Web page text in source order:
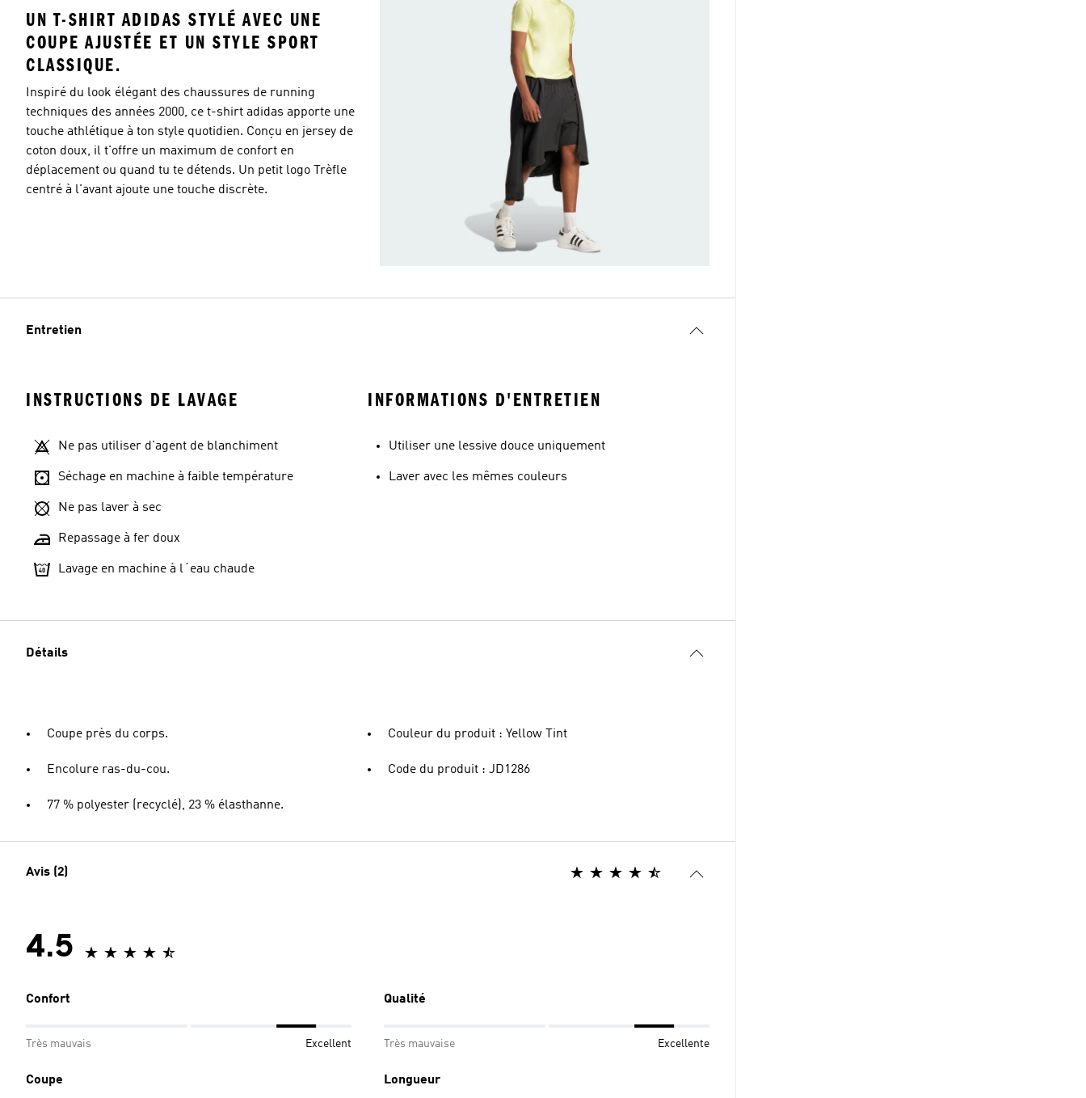
UN T-SHIRT ADIDAS STYLÉ AVEC UNE
COUPE AJUSTÉE ET UN STYLE SPORT
CLASSIQUE.
Inspiré du look élégant des chaussures de running
techniques des années 2000, ce t-shirt adidas apporte une
touche athlétique à ton style quotidien. Conçu en jersey de
coton doux, il t'offre un maximum de confort en
déplacement ou quand tu te détends. Un petit logo Trèfle
centré à l'avant ajoute une touche discrète.
Entretien
INSTRUCTIONS DE LAVAGE
Ne pas utiliser d'agent de blanchiment
Séchage en machine à faible température
Ne pas laver à sec
Repassage à fer doux
Lavage en machine à l´eau chaude
INFORMATIONS D'ENTRETIEN
Utiliser une lessive douce uniquement
Laver avec les mêmes couleurs
Détails
Coupe près du corps.
Encolure ras-du-cou.
77 % polyester (recyclé), 23 % élasthanne.
Couleur du produit : Yellow Tint
Code du produit : JD1286
Avis (2)
4.5
Confort
Très mauvais Excellent
Qualité
Très mauvaise Excellente
Coupe Longueur